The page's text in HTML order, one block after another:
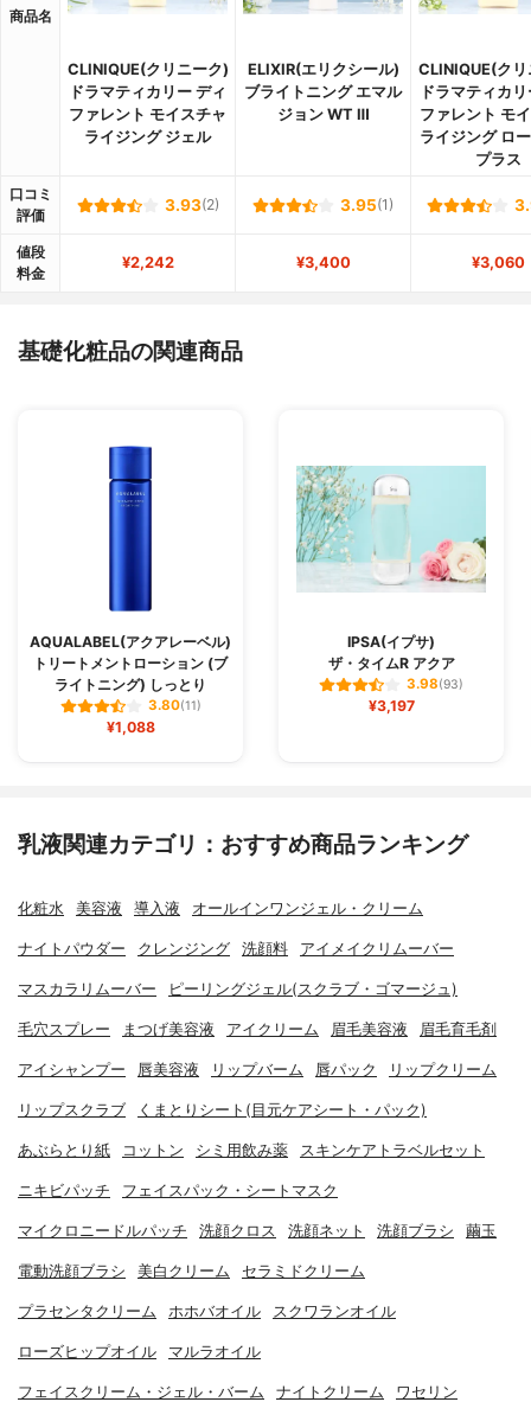
商品名
CLINIQUE(クリニーク)
ドラマティカリー ディ
ファレント モイスチャ
ライジング ジェル
ELIXIR(エリクシール)
ブライトニング エマル
ジョン WT Ⅲ
CLINIQUE(ク
ドラマティカ
ファレント モ
ライジング ロ
プラス
口コミ
評価
3.93(2) 3.95(1)
値段
料金
¥2,242 ¥3,400 ¥3,060
基礎化粧品の関連商品
AQUALABEL(アクアレーベル)
トリートメントローション (ブ
ライトニング) しっとり
3.80(11)
¥1,088
IPSA(イプサ)
ザ・タイムR アクア
3.98(93)
¥3,197
乳液関連カテゴリ：おすすめ商品ランキング
化粧水 美容液 導入液 オールインワンジェル・クリーム
ナイトパウダー クレンジング 洗顔料 アイメイクリムーバー
マスカラリムーバー ピーリングジェル(スクラブ・ゴマージュ)
毛穴スプレー まつげ美容液 アイクリーム 眉毛美容液 眉毛育毛剤
アイシャンプー 唇美容液 リップバーム 唇パック リップクリーム
リップスクラブ くまとりシート(目元ケアシート・パック)
あぶらとり紙 コットン シミ用飲み薬 スキンケアトラベルセット
ニキビパッチ フェイスパック・シートマスク
マイクロニードルパッチ 洗顔クロス 洗顔ネット 洗顔ブラシ 繭玉
電動洗顔ブラシ 美白クリーム セラミドクリーム
プラセンタクリーム ホホバオイル スクワランオイル
ローズヒップオイル マルラオイル
フェイスクリーム・ジェル・バーム ナイトクリーム ワセリン